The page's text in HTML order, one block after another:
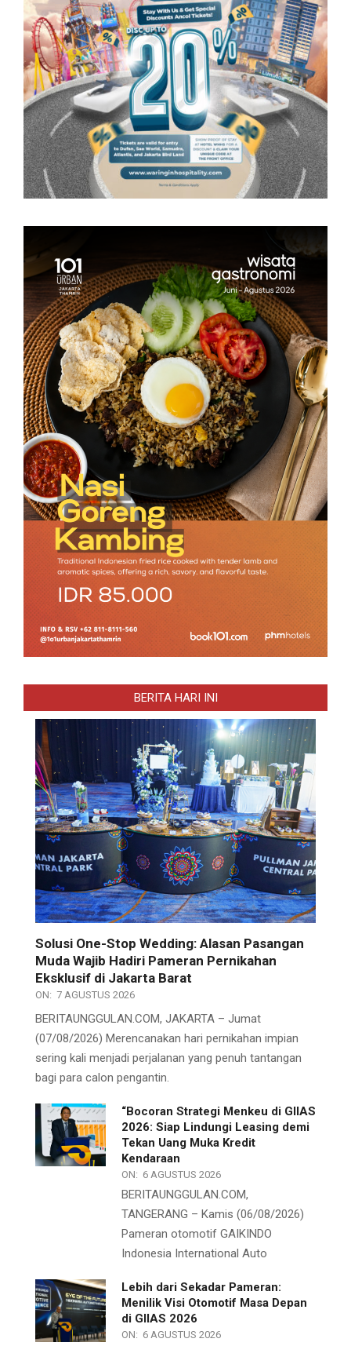
BERITA HARI INI
Solusi One-Stop Wedding: Alasan Pasangan
Muda Wajib Hadiri Pameran Pernikahan
Eksklusif di Jakarta Barat
ON: 7 AGUSTUS 2026
BERITAUNGGULAN.COM, JAKARTA – Jumat
(07/08/2026) Merencanakan hari pernikahan impian
sering kali menjadi perjalanan yang penuh tantangan
bagi para calon pengantin.
“Bocoran Strategi Menkeu di GIIAS
2026: Siap Lindungi Leasing demi
Tekan Uang Muka Kredit
Kendaraan
ON: 6 AGUSTUS 2026
BERITAUNGGULAN.COM,
TANGERANG – Kamis (06/08/2026)
Pameran otomotif GAIKINDO
Indonesia International Auto
Lebih dari Sekadar Pameran:
Menilik Visi Otomotif Masa Depan
di GIIAS 2026
ON: 6 AGUSTUS 2026